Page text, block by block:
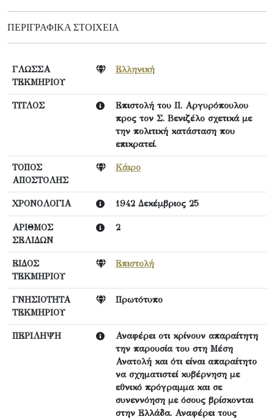
ΠΕΡΙΓΡΑΦΙΚΆ ΣΤΟΙΧΕΊΑ
ΓΛΩΣΣΑ
ΤΕΚΜΗΡΙΟΥ
Ελληνική
ΤΙΤΛΟΣ
Επιστολή του Π. Αργυρόπουλου
προς τον Σ. Βενιζέλο σχετικά με
την πολιτική κατάσταση που
επικρατεί.
ΤΟΠΟΣ
ΑΠΟΣΤΟΛΗΣ
Κάιρο
ΧΡΟΝΟΛΟΓΙΑ 1942 Δεκέμβριος 25
ΑΡΙΘΜΟΣ
ΣΕΛΙΔΩΝ
2
ΕΙΔΟΣ
ΤΕΚΜΗΡΙΟΥ
Επιστολή
ΓΝΗΣΙΟΤΗΤΑ
ΤΕΚΜΗΡΙΟΥ
Πρωτότυπο
ΠΕΡΙΛΗΨΗ
Αναφέρει οτι κρίνουν απαραίτητη
την παρουσία του στη Μέση
Ανατολή και ότι είναι απαραίτητο
να σχηματιστεί κυβέρνηση με
εθνικό πρόγραμμα και σε
συνεννόηση με όσους βρίσκονται
στην Ελλάδα. Αναφέρει τους